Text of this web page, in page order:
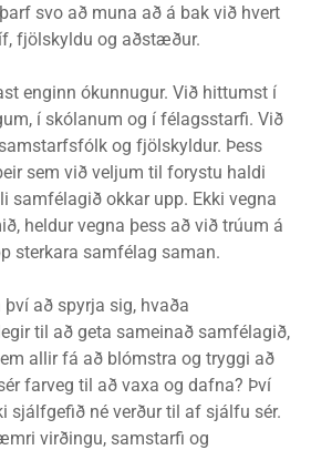
svo að muna að á bak við hvert
fjölskyldu og aðstæður.
enginn ókunnugur. Við hittumst í
í skólanum og í félagsstarfi. Við
og fjölskyldur. Þess
sem við veljum til forystu haldi
samfélagið okkar upp. Ekki vegna
heldur vegna þess að við trúum á
sterkara samfélag saman.
að spyrja sig, hvaða
til að geta sameinað samfélagið,
allir fá að blómstra og tryggi að
farveg til að vaxa og dafna? Því
sjálfgefið né verður til af sjálfu sér.
virðingu, samstarfi og